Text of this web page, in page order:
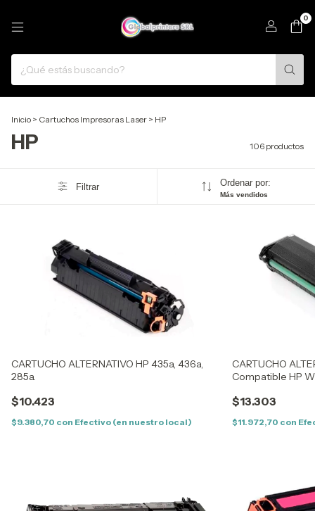
0
Inicio > Cartuchos Impresoras Laser > HP
HP 106 productos
Filtrar Ordenar por:
Más vendidos
CARTUCHO ALTERNATIVO HP 435a, 436a,
285a.
$10.423
$9.380,70 con Efectivo (en nuestro local)
CARTUCHO
Compatible HP
$13.303
$11.972,70 con